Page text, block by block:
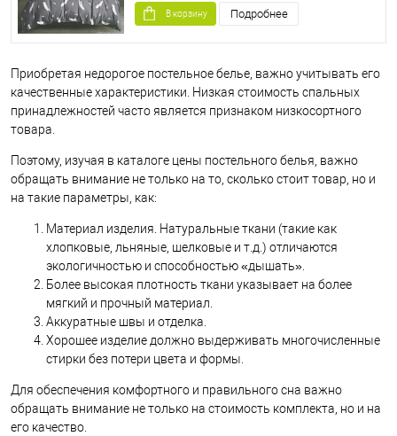
В корзину Подробнее
Приобретая недорогое постельное белье, важно учитывать его
качественные характеристики. Низкая стоимость спальных
принадлежностей часто является признаком низкосортного
товара.
Поэтому, изучая в каталоге цены постельного белья, важно
обращать внимание не только на то, сколько стоит товар, но и
на такие параметры, как:
Материал изделия. Натуральные ткани (такие как
хлопковые, льняные, шелковые и т.д.) отличаются
экологичностью и способностью «дышать».
Более высокая плотность ткани указывает на более
мягкий и прочный материал.
Аккуратные швы и отделка.
Хорошее изделие должно выдерживать многочисленные
стирки без потери цвета и формы.
Для обеспечения комфортного и правильного сна важно
обращать внимание не только на стоимость комплекта, но и на
его качество.